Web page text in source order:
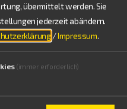
übermittelt werden. Sie
jederzeit abändern.
/Impressum.
(immer erforderlich)